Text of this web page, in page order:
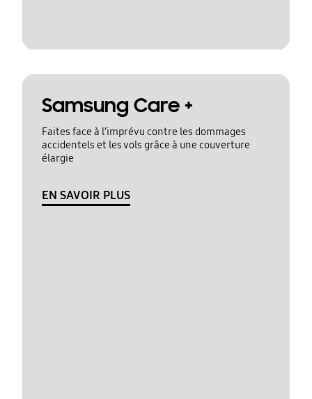
Samsung Care +
Faites face à l’imprévu contre les dommages
accidentels et les vols grâce à une couverture
élargie
EN SAVOIR PLUS